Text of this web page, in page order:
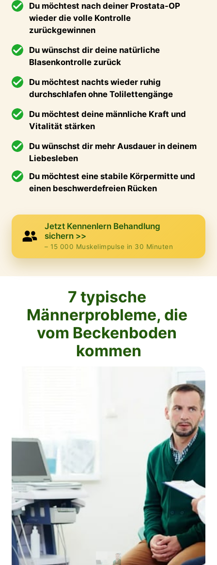
Du möchtest nach deiner Prostata-OP
wieder die volle Kontrolle
zurückgewinnen
Du wünschst dir deine natürliche
Blasenkontrolle zurück
Du möchtest nachts wieder ruhig
durchschlafen ohne Tolilettengänge
Du möchtest deine männliche Kraft und
Vitalität stärken
Du wünschst dir mehr Ausdauer in deinem
Liebesleben
Du möchtest eine stabile Körpermitte und
einen beschwerdefreien Rücken
Jetzt Kennenlern Behandlung
sichern >>
– 15 000 Muskelimpulse in 30 Minuten
7 typische
Männerprobleme, die
vom Beckenboden
kommen